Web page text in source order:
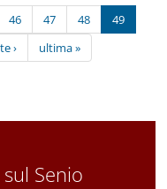
46 47 48
49
› ultima »
Senio